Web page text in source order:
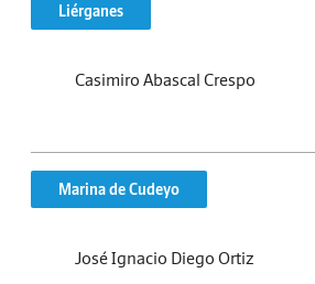
Liérganes
Casimiro Abascal Crespo
Marina de Cudeyo
José Ignacio Diego Ortiz